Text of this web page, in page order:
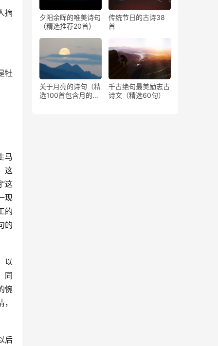
摘
牡
马
这
这
现
的
的
以
同
惋
后
夕阳余晖的唯美诗句
（精选推荐20首）
传统节日的古诗38
首
关于月亮的诗句（精
选100首包含月的古
千古绝句最美励志古
诗文（精选60句）